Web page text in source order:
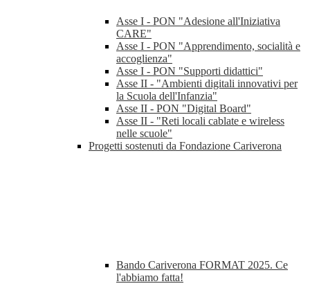
Asse I - PON "Adesione all'Iniziativa
CARE"
Asse I - PON "Apprendimento, socialità e
accoglienza"
Asse I - PON "Supporti didattici"
Asse II - "Ambienti digitali innovativi per
la Scuola dell'Infanzia"
Asse II - PON "Digital Board"
Asse II - "Reti locali cablate e wireless
nelle scuole"
Progetti sostenuti da Fondazione Cariverona
Bando Cariverona FORMAT 2025. Ce
l'abbiamo fatta!